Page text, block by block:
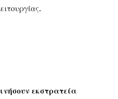
εκστρατεία